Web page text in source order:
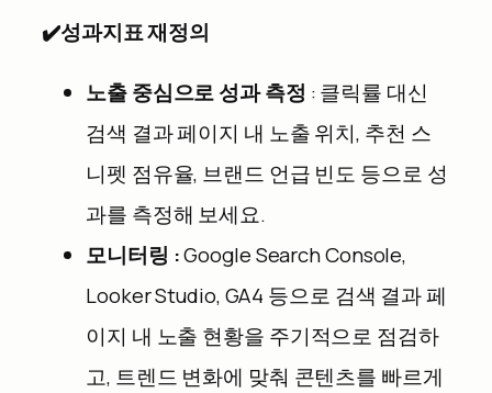
✔️성과지표 재정의
노출 중심으로 성과 측정 : 클릭률 대신
검색 결과 페이지 내 노출 위치, 추천 스
니펫 점유율, 브랜드 언급 빈도 등으로 성
과를 측정해 보세요.
모니터링 :Google Search Console,
Looker Studio, GA4 등으로 검색 결과 페
이지 내 노출 현황을 주기적으로 점검하
고, 트렌드 변화에 맞춰 콘텐츠를 빠르게